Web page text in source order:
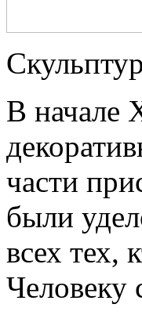
В начале
части
были
всех тех,
Человеку